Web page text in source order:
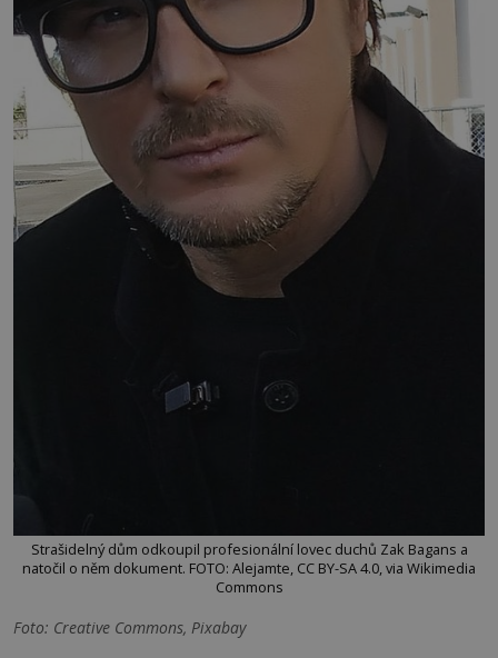
Strašidelný dům odkoupil profesionální lovec duchů Zak Bagans a
natočil o něm dokument. FOTO: Alejamte, CC BY-SA 4.0, via Wikimedia
Commons
Foto: Creative Commons, Pixabay